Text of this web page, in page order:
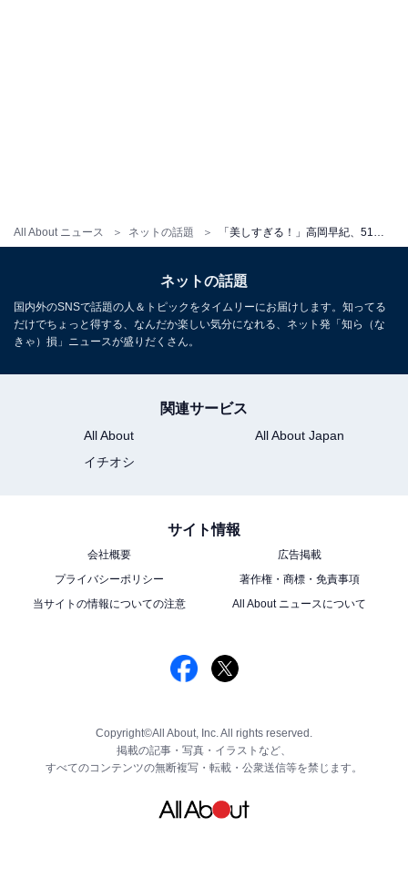
All About ニュース ネットの話題
ネットの話題
国内外のSNSで話題の人＆トピックをタイムリーにお届けします。知ってる
だけでちょっと得する、なんだか楽しい気分になれる、ネット発「知ら（な
きゃ）損」ニュースが盛りだくさん。
関連サービス
All About
All About Japan
イチオシ
サイト情報
会社概要
広告掲載
プライバシーポリシー
著作権・商標・免責事項
当サイトの情報についての注意
All About ニュースについて
Copyright©All About, Inc. All rights reserved.
掲載の記事・写真・イラストなど、
すべてのコンテンツの無断複写・転載・公衆送信等を禁じます。